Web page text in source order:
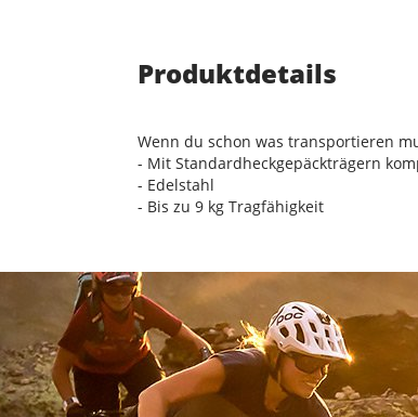
Produktdetails
Wenn du schon was transportieren
- Mit Standardheckgepäckträgern
- Edelstahl
- Bis zu 9 kg Tragfähigkeit